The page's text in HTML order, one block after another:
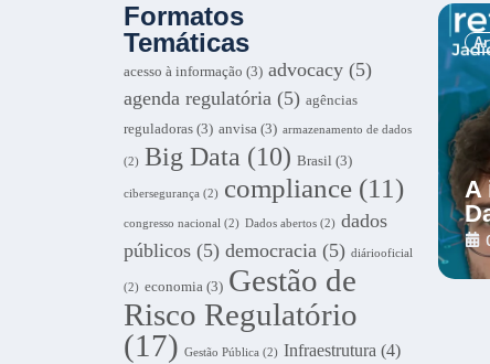
Formatos
Temáticas
acesso à informação (3) advocacy (5)
agenda regulatória (5) agências
reguladoras (3) anvisa (3) armazenamento de dados
(2) Big Data (10) Brasil (3)
cibersegurança (2) compliance (11)
congresso nacional (2) Dados abertos (2) dados
públicos (5) democracia (5) diáriooficial
(2) economia (3) Gestão de
Risco Regulatório
(17) Gestão Pública (2) Infraestrutura (4)
A